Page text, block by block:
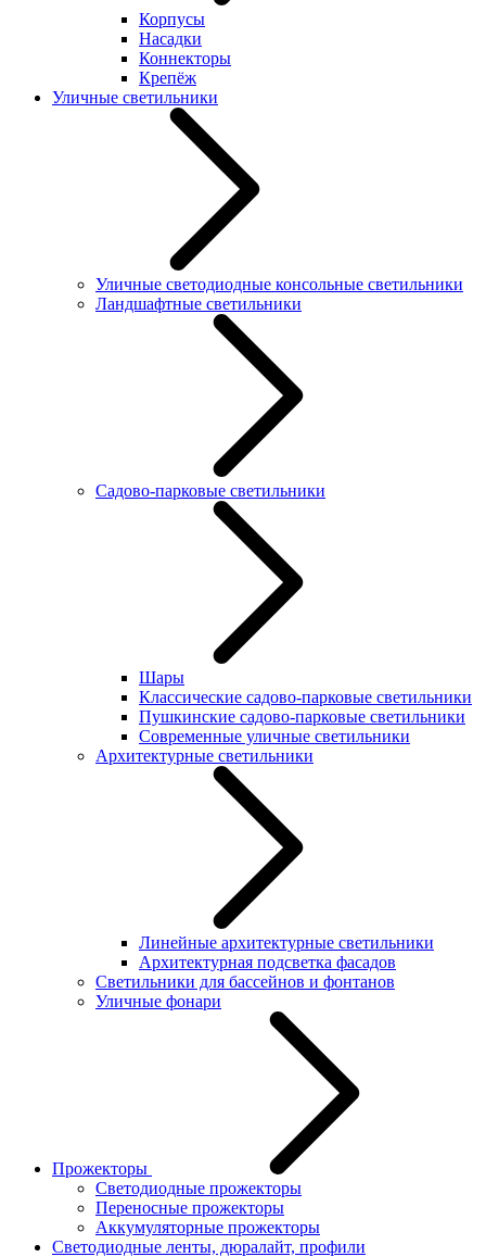
Корпусы
Насадки
Коннекторы
Крепёж
Уличные светильники
Уличные светодиодные консольные светильники
Ландшафтные светильники
Садово-парковые светильники
Шары
Классические садово-парковые светильники
Пушкинские садово-парковые светильники
Современные уличные светильники
Архитектурные светильники
Линейные архитектурные светильники
Архитектурная подсветка фасадов
Светильники для бассейнов и фонтанов
Уличные фонари
Прожекторы
Светодиодные прожекторы
Переносные прожекторы
Аккумуляторные прожекторы
Светодиодные ленты, дюралайт, профили